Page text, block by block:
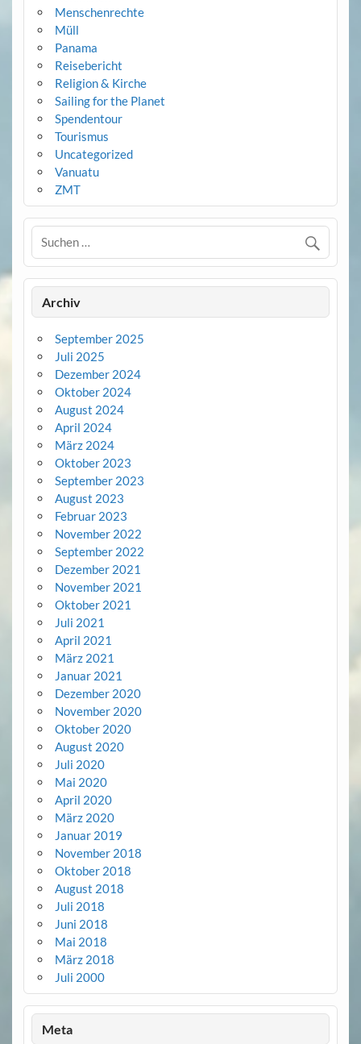
Menschenrechte
Müll
Panama
Reisebericht
Religion & Kirche
Sailing for the Planet
Spendentour
Tourismus
Uncategorized
Vanuatu
ZMT
Archiv
September 2025
Juli 2025
Dezember 2024
Oktober 2024
August 2024
April 2024
März 2024
Oktober 2023
September 2023
August 2023
Februar 2023
November 2022
September 2022
Dezember 2021
November 2021
Oktober 2021
Juli 2021
April 2021
März 2021
Januar 2021
Dezember 2020
November 2020
Oktober 2020
August 2020
Juli 2020
Mai 2020
April 2020
März 2020
Januar 2019
November 2018
Oktober 2018
August 2018
Juli 2018
Juni 2018
Mai 2018
März 2018
Juli 2000
Meta